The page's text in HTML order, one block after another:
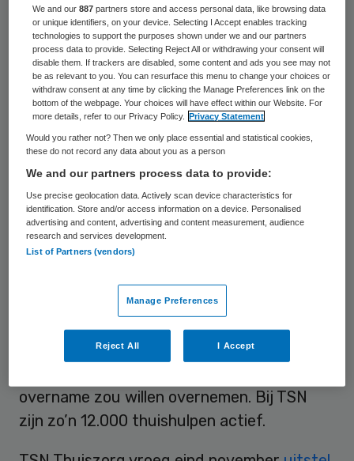
Zorgaanbieder Buurtzorg Nederland
onderhandelt met zo’n 350 gemeenten en
de bewindvoerders van TSN Thuiszorg om
de zorg van de noodlijdende
thuiszorgorganisatie over te nemen. Dat
meldt de NOS op basis van verschillende
bronnen.
De onderhandelingen zijn volgens deNOS
een vergevorderd stadium. In de loop van
gemeenten apart gesproken. Daarmee is
mogelijk ook de werkgelegenheid van de
betrokken medewerkers gered, aangezien
overname zou willen overnemen. Bij TSN
zijn zo’n 12.000 thuishulpen actief.
We and our887 partners store and access personal data, like browsing data
or unique identifiers, on your device. Selecting I Accept enables tracking
technologies to support the purposes shown under we and our partners
process data to provide. Selecting Reject All or withdrawing your consent will
disable them. If trackers are disabled, some content and ads you see may not
be as relevant to you. You can resurface this menu to change your choices or
withdraw consent at any time by clicking the Manage Preferences link on the
bottom of the webpage. Your choices will have effect within our Website. For
more details, refer to our Privacy Policy.
Privacy Statement
Would you rather not? Then we only place essential and statistical cookies,
these do not record any data about you as a person
We and our partners process data to provide:
Use precise geolocation data. Actively scan device characteristics for
identification. Store and/or access information on a device. Personalised
advertising and content, advertising and content measurement, audience
research and services development.
List of Partners (vendors)
Manage Preferences
Reject All I Accept